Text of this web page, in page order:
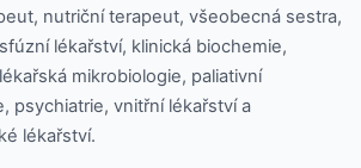
nutriční terapeut, všeobecná sestra,
lékařství, klinická biochemie,
mikrobiologie, paliativní
psychiatrie, vnitřní lékařství a
lékařství.